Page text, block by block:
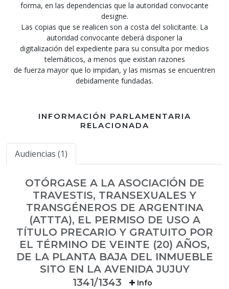
forma, en las dependencias que la autoridad convocante
designe.
Las copias que se realicen son a costa del solicitante. La
autoridad convocante deberá disponer la
digitalización del expediente para su consulta por medios
telemáticos, a menos que existan razones
de fuerza mayor que lo impidan, y las mismas se encuentren
debidamente fundadas.
INFORMACIÓN PARLAMENTARIA
RELACIONADA
Audiencias (1)
OTÓRGASE A LA ASOCIACIÓN DE
TRAVESTIS, TRANSEXUALES Y
TRANSGÉNEROS DE ARGENTINA
(ATTTA), EL PERMISO DE USO A
TÍTULO PRECARIO Y GRATUITO POR
EL TÉRMINO DE VEINTE (20) AÑOS,
DE LA PLANTA BAJA DEL INMUEBLE
SITO EN LA AVENIDA JUJUY
1341/1343
Info